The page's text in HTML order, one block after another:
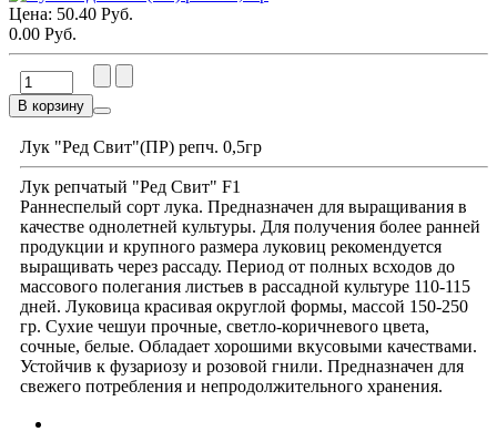
Цена: 50.40 Руб.
0.00 Руб.
В корзину
Лук "Ред Свит"(ПР) репч. 0,5гр
Лук репчатый "Ред Свит" F1
Раннеспелый сорт лука. Предназначен для выращивания в
качестве однолетней культуры. Для получения более ранней
продукции и крупного размера луковиц рекомендуется
выращивать через рассаду. Период от полных всходов до
массового полегания листьев в рассадной культуре 110-115
дней. Луковица красивая округлой формы, массой 150-250
гр. Сухие чешуи прочные, светло-коричневого цвета,
сочные, белые. Обладает хорошими вкусовыми качествами.
Устойчив к фузариозу и розовой гнили. Предназначен для
свежего потребления и непродолжительного хранения.